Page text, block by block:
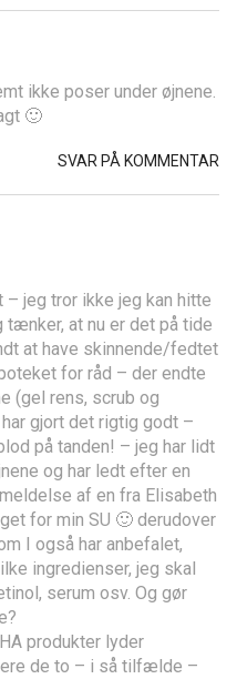
ikke poser under øjnene.
🙂
SVAR PÅ KOMMENTAR
jeg tror ikke jeg kan hitte
at nu er det på tide
at have skinnende/fedtet
for råd – der endte
(gel rens, scrub og
gjort det rigtig godt –
på tanden! – jeg har lidt
og har ledt efter en
af en fra Elisabeth
for min SU 🙂 derudover
I også har anbefalet,
ingredienser, jeg skal
serum osv. Og gør
produkter lyder
de to – i så tilfælde –